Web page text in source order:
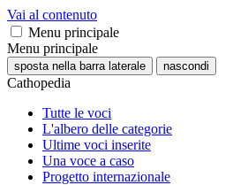
Vai al contenuto
Menu principale
Menu principale
sposta nella barra laterale nascondi
Cathopedia
Tutte le voci
L'albero delle categorie
Ultime voci inserite
Una voce a caso
Progetto internazionale